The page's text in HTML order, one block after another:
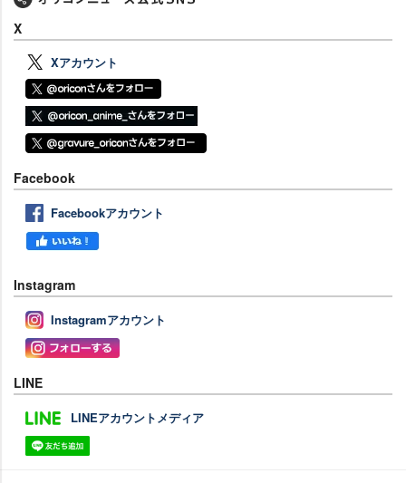
X
Xアカウント
Facebook
Facebookアカウント
Instagram
Instagramアカウント
LINE
LINEアカウントメディア